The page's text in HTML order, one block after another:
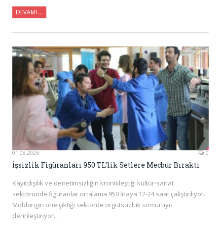
DEVAMI …
01.08.2026 0
İşsizlik Figüranları 950 TL’lik Setlere Mecbur Bıraktı
Kayıtdışılık ve denetimsizliğin kronikleştiği kültür-sanat
sektöründe figüranlar ortalama 950 liraya 12-24 saat çalıştırılıyor.
Mobbingin öne çıktığı sektörde örgütsüzlük sömürüyü
derinleştiriyor.…